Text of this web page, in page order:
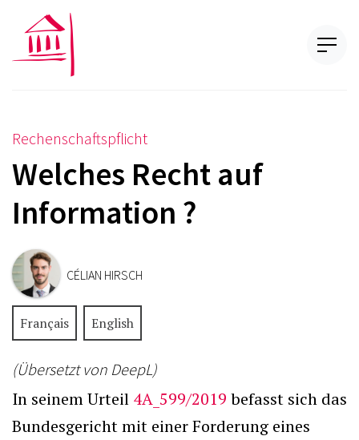
Rechenschaftspflicht
Welches Recht auf
Information ?
CÉLIAN HIRSCH
Français English
(Übersetzt von DeepL)
In seinem Urteil 4A_599/2019 befasst sich das
Bundesgericht mit einer Forderung eines